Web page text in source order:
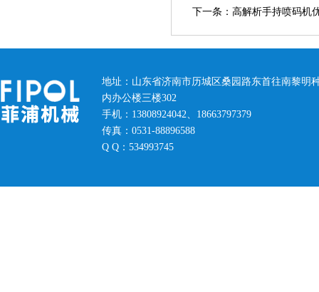
下一条： 高解析手持喷码机
地址：山东省济南市历城区桑园路东首往南黎明
内办公楼三楼302
手机：13808924042、18663797379
传真：0531-88896588
Q Q：534993745